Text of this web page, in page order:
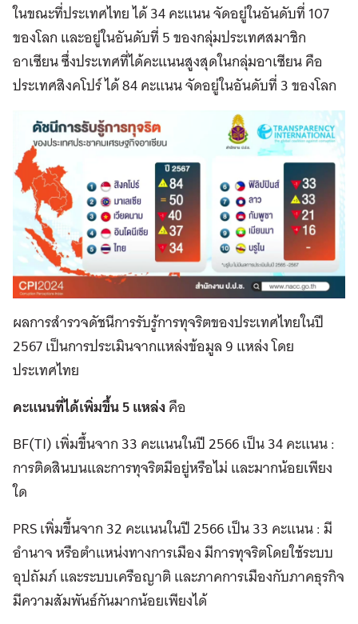
ในขณะที่ประเทศไทย ได้ 34 คะแนน จัดอยู่ในอันดับที่ 107
ของโลก และอยู่ในอันดับที่ 5 ของกลุ่มประเทศสมาชิก
อาเซียน ซึ่งประเทศที่ได้คะแนนสูงสุดในกลุ่มอาเซียน คือ
ประเทศสิงคโปร์ ได้ 84 คะแนน จัดอยู่ในอันดับที่ 3 ของโลก
ผลการสำรวจดัชนีการรับรู้การทุจริตของประเทศไทยในปี
2567 เป็นการประเมินจากแหล่งข้อมูล 9 แหล่ง โดย
ประเทศไทย
คะแนนที่ได้เพิ่มขึ้น 5 แหล่งคือ
BF(TI) เพิ่มขึ้นจาก 33 คะแนนในปี 2566 เป็น 34 คะแนน :
การติดสินบนและการทุจริตมีอยู่หรือไม่ และมากน้อยเพียง
ใด
PRS เพิ่มขึ้นจาก 32 คะแนนในปี 2566 เป็น 33 คะแนน : มี
อำนาจ หรือตำแหน่งทางการเมือง มีการทุจริตโดยใช้ระบบ
อุปถัมภ์ และระบบเครือญาติ และภาคการเมืองกับภาคธุรกิจ
มีความสัมพันธ์กันมากน้อยเพียงได้